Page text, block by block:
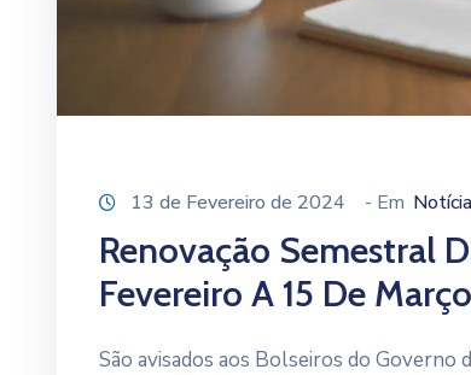
13 de Fevereiro de 2024 - Em
Renovação Semestral
Fevereiro A 15 De
São avisados aos Bolseiros do Governo